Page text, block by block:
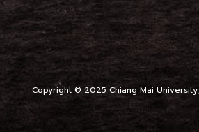
Copyright © 2025 Chiang Mai